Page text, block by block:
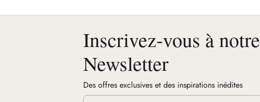
Inscrivez-vous à notre
Newsletter
Des offres exclusives et des inspirations inédites